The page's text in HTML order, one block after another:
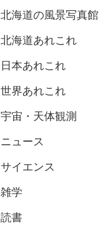
北海道の風景写真館
北海道あれこれ
日本あれこれ
世界あれこれ
宇宙・天体観測
ニュース
サイエンス
雑学
読書